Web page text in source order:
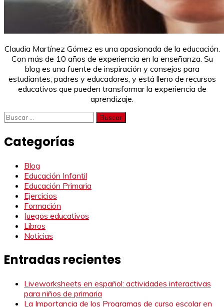
Claudia Martínez Gómez es una apasionada de la educación.
Con más de 10 años de experiencia en la enseñanza. Su
blog es una fuente de inspiración y consejos para
estudiantes, padres y educadores, y está lleno de recursos
educativos que pueden transformar la experiencia de
aprendizaje.
Buscar:
Categorías
Blog
Educación Infantil
Educación Primaria
Ejercicios
Formación
Juegos educativos
Libros
Noticias
Entradas recientes
Liveworksheets en español: actividades interactivas
para niños de primaria
La Importancia de los Programas de curso escolar en